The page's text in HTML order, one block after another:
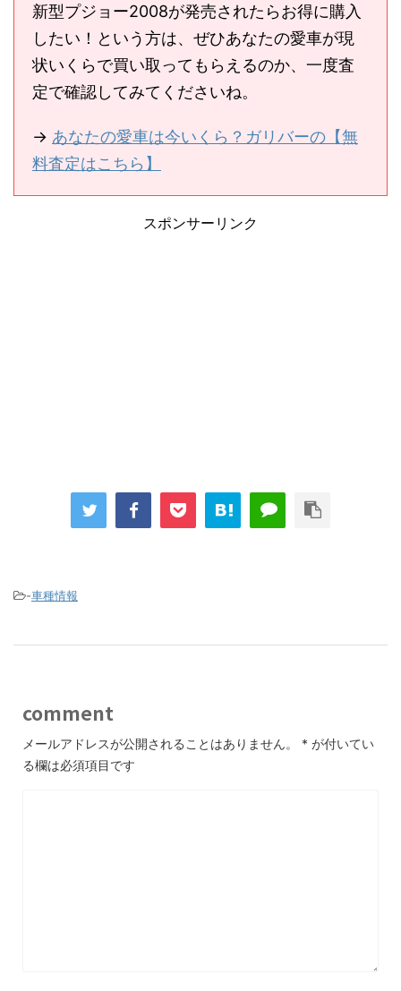
新型プジョー2008が発売されたらお得に購入
したい！という方は、ぜひあなたの愛車が現
状いくらで買い取ってもらえるのか、一度査
定で確認してみてくださいね。
→ あなたの愛車は今いくら？ガリバーの【無
料査定はこちら】
スポンサーリンク
-車種情報
comment
メールアドレスが公開されることはありません。 * が付いてい
る欄は必須項目です